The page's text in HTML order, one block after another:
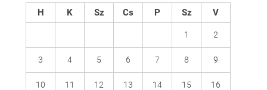
H K Sz Cs P Sz V
1 2
3 4 5 6 7 8 9
10 11 12 13 14 15 16